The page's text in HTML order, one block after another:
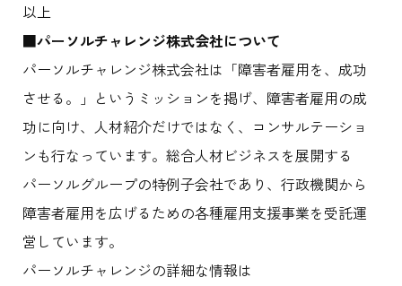
以上
■パーソルチャレンジ株式会社について
パーソルチャレンジ株式会社は「障害者雇用を、成功
させる。」というミッションを掲げ、障害者雇用の成
功に向け、人材紹介だけではなく、コンサルテーショ
ンも行なっています。総合人材ビジネスを展開する
パーソルグループの特例子会社であり、行政機関から
障害者雇用を広げるための各種雇用支援事業を受託運
営しています。
パーソルチャレンジの詳細な情報は